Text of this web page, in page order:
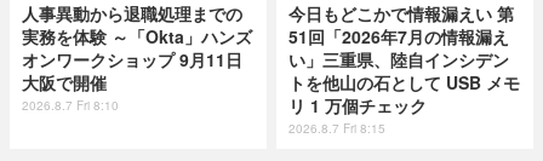
人事異動から退職処理までの
実務を体験 ～「Okta」ハンズ
オンワークショップ 9月11日
大阪で開催
2026.8.7 Fri 8:10
今日もどこかで情報漏えい 第
51回「2026年7月の情報漏え
い」三重県、陸自インシデン
トを他山の石として USB メモ
リ 1 万個チェック
2026.8.7 Fri 8:15